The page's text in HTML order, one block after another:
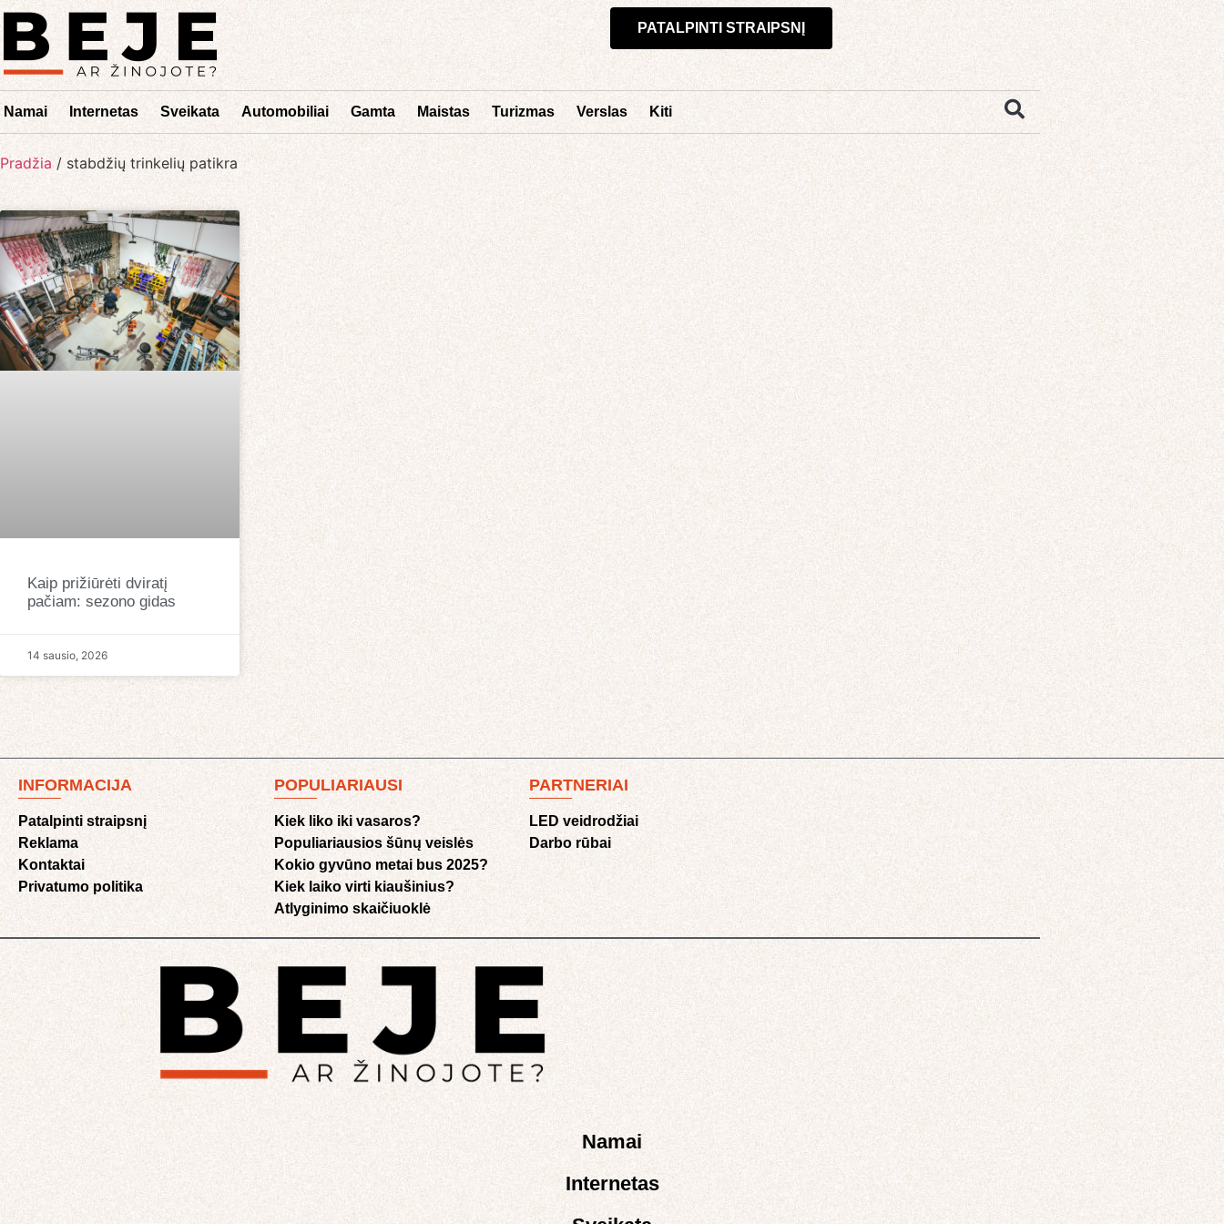
PATALPINTI STRAIPSNĮ
Namai Internetas Sveikata Automobiliai Gamta Maistas Turizmas Verslas Kiti
Pradžia / stabdžių trinkelių patikra
Kaip prižiūrėti dviratį
pačiam: sezono gidas
14 sausio, 2026
INFORMACIJA
Patalpinti straipsnį
Reklama
Kontaktai
Privatumo politika
POPULIARIAUSI
Kiek liko iki vasaros?
Populiariausios šūnų veislės
Kokio gyvūno metai bus 2025?
Kiek laiko virti kiaušinius?
Atlyginimo skaičiuoklė​
PARTNERIAI
LED veidrodžiai
Darbo rūbai
Namai
Internetas